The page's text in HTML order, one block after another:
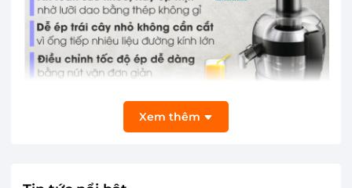
Xem thêm